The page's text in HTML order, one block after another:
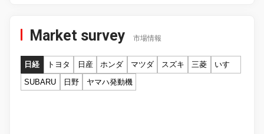
Market survey 市場情報
日経 トヨタ 日産 ホンダ マツダ スズキ 三菱
いすゞ
SUBARU
日野 ヤマハ発動機